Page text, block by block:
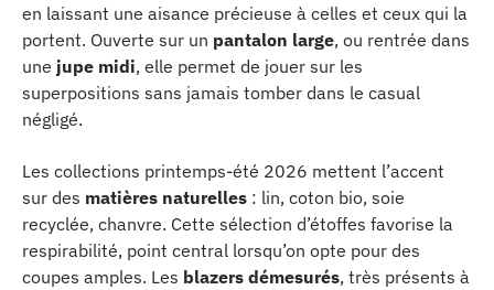
en laissant une aisance précieuse à celles et ceux qui la
portent. Ouverte sur un pantalon large, ou rentrée dans
une jupe midi, elle permet de jouer sur les
superpositions sans jamais tomber dans le casual
négligé.
Les collections printemps-été 2026 mettent l’accent
sur des matières naturelles : lin, coton bio, soie
recyclée, chanvre. Cette sélection d’étoffes favorise la
respirabilité, point central lorsqu’on opte pour des
coupes amples. Les blazers démesurés, très présents à